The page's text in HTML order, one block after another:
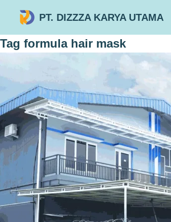
PT. DIZZZA KARYA UTAMA
Tag formula hair mask